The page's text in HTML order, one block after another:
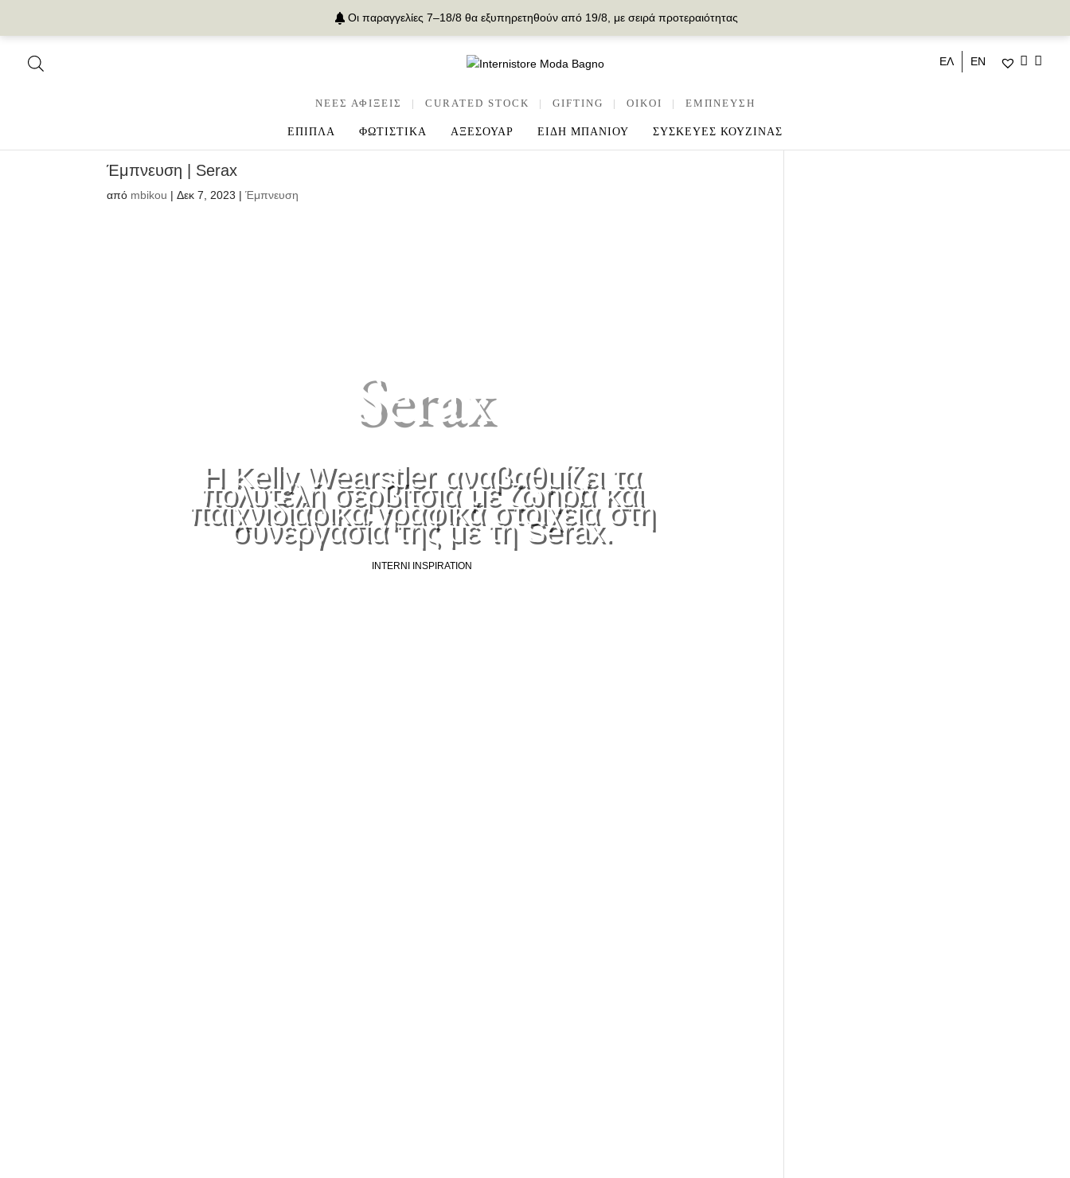
Οι παραγγελίες 7–18/8 θα εξυπηρετηθούν από 19/8, με σειρά προτεραιότητας
ΕΛ ΕΝ
ΝΕΕΣ ΑΦΙΞΕΙΣ | CURATED STOCK | GIFTING | OIKOI | ΕΜΠΝΕΥΣΗ
ΕΠΙΠΛΑ ΦΩΤΙΣΤΙΚΑ ΑΞΕΣΟΥΑΡ ΕΙΔΗ ΜΠΑΝΙΟΥ ΣΥΣΚΕΥΕΣ ΚΟΥΖΙΝΑΣ
Έμπνευση | Serax
από mbikou |Δεκ 7, 2023 |Έμπνευση
Serax
Η Kelly Wearstler αναβαθμίζει τα
πολυτελή σερβίτσια με ζωηρά και
παιχνιδιάρικα γραφικά στοιχεία στη
συνεργασία της με τη Serax.
INTERNI INSPIRATION